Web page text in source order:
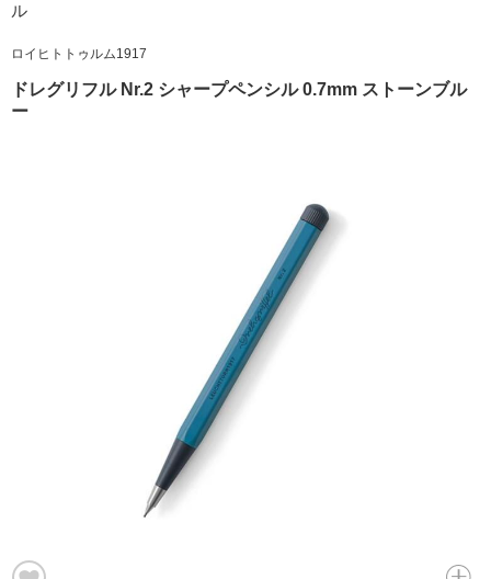
ル
ロイヒトトゥルム1917
ドレグリフル Nr.2 シャープペンシル 0.7mm ストーンブル
ー